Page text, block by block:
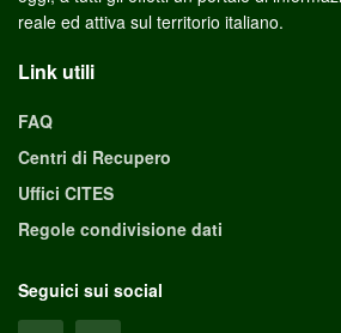
reale ed attiva sul territorio italiano.
Link utili
FAQ
Centri di Recupero
Uffici CITES
Regole condivisione dati
Seguici sui social